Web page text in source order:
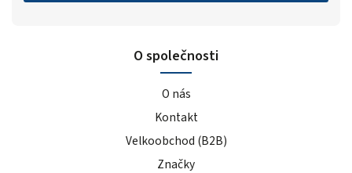
O společnosti
O nás
Kontakt
Velkoobchod (B2B)
Značky